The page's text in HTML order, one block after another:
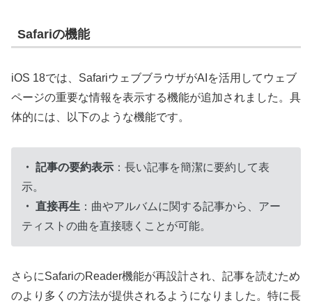
Safariの機能
iOS 18では、SafariウェブブラウザがAIを活用してウェブ
ページの重要な情報を表示する機能が追加されました。具
体的には、以下のような機能です。
・ 記事の要約表示 ：長い記事を簡潔に要約して表
示。
・ 直接再生 ：曲やアルバムに関する記事から、アー
ティストの曲を直接聴くことが可能。
さらにSafariのReader機能が再設計され、記事を読むため
のより多くの方法が提供されるようになりました。特に長